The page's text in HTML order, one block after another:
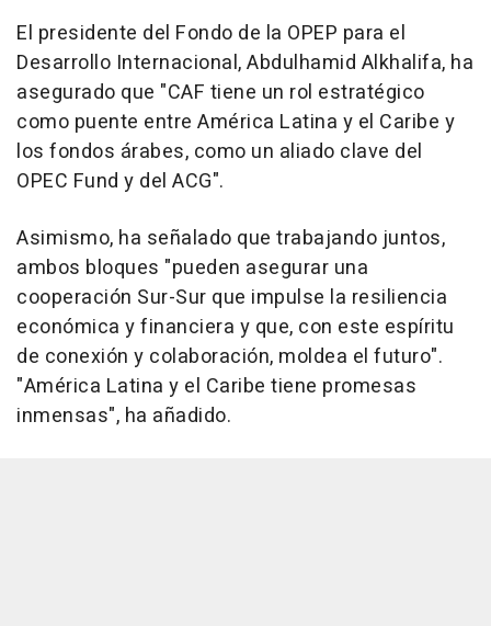
El presidente del Fondo de la OPEP para el
Desarrollo Internacional, Abdulhamid Alkhalifa, ha
asegurado que "CAF tiene un rol estratégico
como puente entre América Latina y el Caribe y
los fondos árabes, como un aliado clave del
OPEC Fund y del ACG".
Asimismo, ha señalado que trabajando juntos,
ambos bloques "pueden asegurar una
cooperación Sur-Sur que impulse la resiliencia
económica y financiera y que, con este espíritu
de conexión y colaboración, moldea el futuro".
"América Latina y el Caribe tiene promesas
inmensas", ha añadido.